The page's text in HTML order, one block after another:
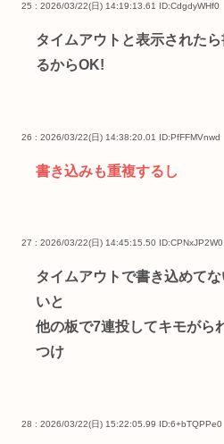
25 : 2026/03/22(日) 14:19:13.61 ID:CdgdyWHf0
タイムアウトと表示された
るからOK!
26 : 2026/03/22(日) 14:38:20.01 ID:PfFFMVnwd
書き込みも重複するし
27 : 2026/03/22(日) 14:45:15.50 ID:CPNxJP2W0
タイムアウトで書き込めて
いと
他の板で7連投してキモがら
つけ
28 : 2026/03/22(日) 15:22:05.99 ID:6+bTQPPe0